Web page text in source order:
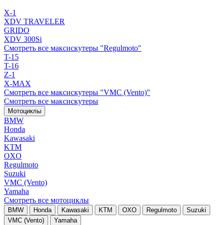
X-1
XDV TRAVELER
GRIDO
XDV 300Si
Смотреть все максискутеры "Regulmoto"
T-15
T-16
Z-1
X-MAX
Смотреть все максискутеры "VMC (Vento)"
Смотреть все максискутеры
Мотоциклы
BMW
Honda
Kawasaki
KTM
OXO
Regulmoto
Suzuki
VMC (Vento)
Yamaha
Смотреть все мотоциклы
BMW Honda Kawasaki KTM OXO Regulmoto
Suzuki
VMC (Vento)
Yamaha